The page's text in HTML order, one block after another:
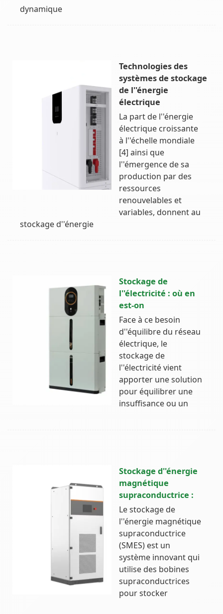
dynamique
Technologies des
systèmes de stockage
de l''énergie
électrique
La part de l''énergie
électrique croissante
à l''échelle mondiale
[4] ainsi que
l''émergence de sa
production par des
ressources
renouvelables et
variables, donnent au
stockage d''énergie
Stockage de
l''électricité : où en
est-on
Face à ce besoin
d''équilibre du réseau
électrique, le
stockage de
l''électricité vient
apporter une solution
pour équilibrer une
insuffisance ou un
Stockage d''énergie
magnétique
supraconductrice :
Le stockage de
l''énergie magnétique
supraconductrice
(SMES) est un
système innovant qui
utilise des bobines
supraconductrices
pour stocker